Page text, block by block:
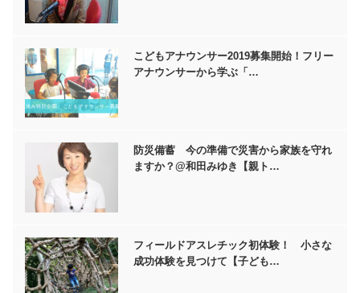
こどもアナウンサー2019募集開始！フリー
アナウンサーから学ぶ「…
防災備蓄 今の準備で災害から家族を守れ
ますか？@和田みゆき【親ト…
フィールドアスレチック初体験！ 小さな
成功体験を見つけて【子ども…